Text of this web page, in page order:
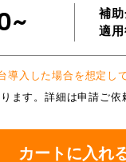
補
適
導入した場合を想定し
ます。詳細は申請ご依
カートに入れ